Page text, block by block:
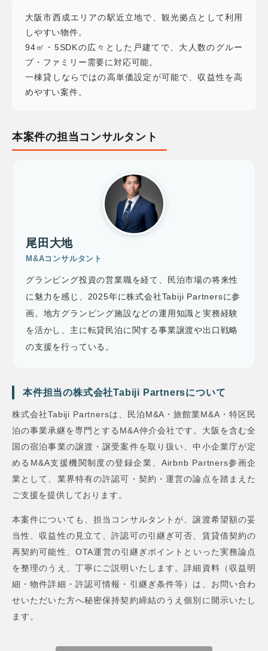
大阪市西成エリアの駅近立地で、観光拠点として利用
しやすい物件。
94㎡・5SDKの広々とした戸建てで、大人数のグルー
プ・ファミリー需要に対応可能。
一棟貸しならではの高単価設定が可能で、収益性を高
めやすい案件。
本案件の担当コンサルタント
尾田大地
M&Aコンサルタント
グランピング投資の営業職を経て、民泊市場の将来性
に魅力を感じ、2025年に株式会社Tabiji Partnersに参
画。地方グランピング施設などの運用知識と実務経験
を活かし、主に転貸民泊に関する事業譲渡や出口戦略
の支援を行っている。
本件担当の株式会社Tabiji Partnersについて
株式会社Tabiji Partnersは、民泊M&A・旅館業M&A・特区民
泊の事業承継を専門とするM&A仲介会社です。大阪を含む全
国の宿泊事業の譲渡・譲受案件を取り扱い、中小企業庁が定
めるM&A支援機関制度の登録企業、Airbnb Partners参画企
業として、業界特有の許認可・契約・運営の論点を踏まえた
ご支援を提供しております。
本案件についても、担当コンサルタントが、譲渡希望額の妥
当性、収益性の見立て、許認可の引継ぎ可否、賃貸借契約の
再契約可能性、OTA運営の引継ぎポイントといった実務論点
を整理のうえ、丁寧にご説明いたします。詳細資料（収益明
細・物件詳細・許認可情報・引継ぎ条件等）は、お問い合わ
せいただいた方へ秘密保持契約締結のうえ個別に開示いたし
ます。